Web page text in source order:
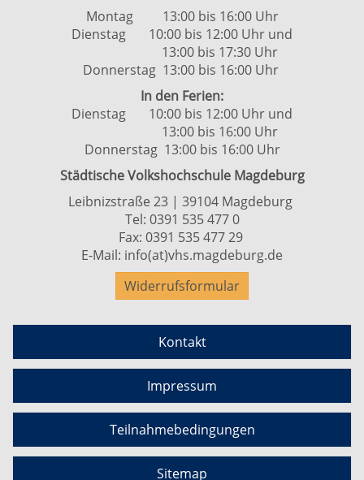
Montag 13:00 bis 16:00 Uhr
Dienstag 10:00 bis 12:00 Uhr und
13:00 bis 17:30 Uhr
Donnerstag 13:00 bis 16:00 Uhr
In den Ferien:
Dienstag 10:00 bis 12:00 Uhr und
13:00 bis 16:00 Uhr
Donnerstag 13:00 bis 16:00 Uhr
Städtische Volkshochschule Magdeburg
Leibnizstraße 23 | 39104 Magdeburg
Tel: 0391 535 477 0
Fax: 0391 535 477 29
E-Mail: info(at)vhs.magdeburg.de
Widerrufsformular
Kontakt
Impressum
Teilnahmebedingungen
Sitemap